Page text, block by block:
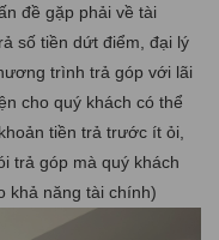
đề gặp phải về tài
số tiền dứt điểm, đại lý
trình trả góp với lãi
cho quý khách có thể
tiền trả trước ít ỏi,
trả góp mà quý khách
khả năng tài chính)